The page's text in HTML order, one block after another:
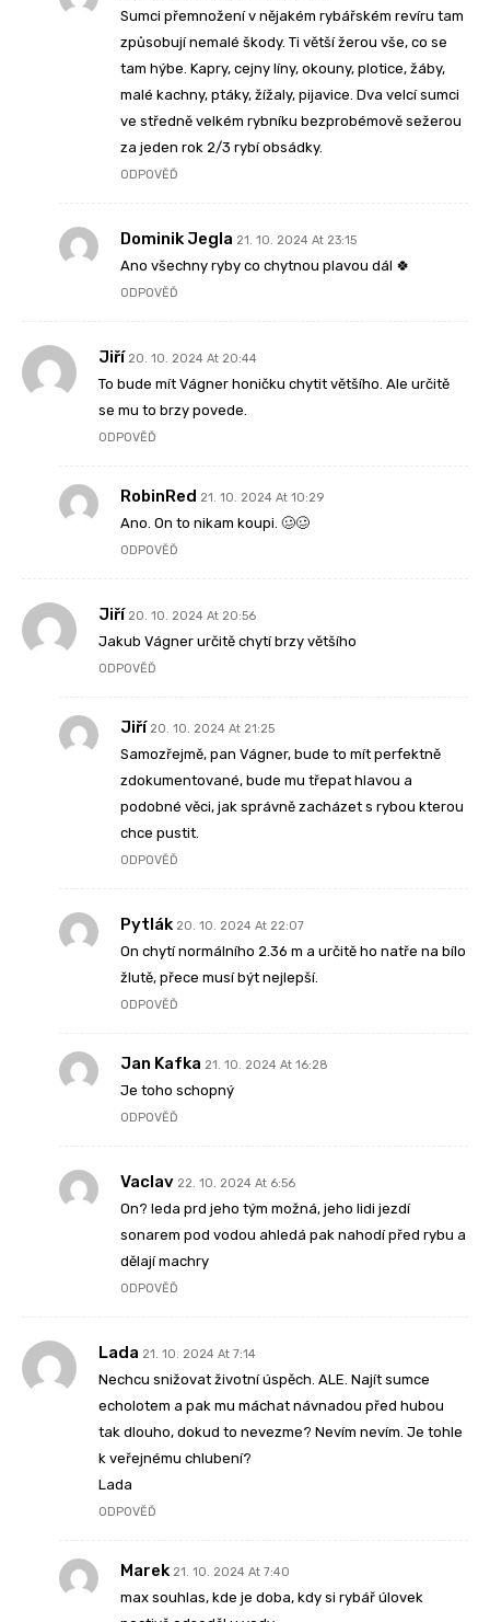
Sumci přemnožení v nějakém rybářském revíru tam
způsobují nemalé škody. Ti větší žerou vše, co se
tam hýbe. Kapry, cejny líny, okouny, plotice, žáby,
malé kachny, ptáky, žížaly, pijavice. Dva velcí sumci
ve středně velkém rybníku bezprobémově sežerou
za jeden rok 2/3 rybí obsádky.
ODPOVĚĎ
Dominik Jegla 21. 10. 2024 At 23:15
Ano všechny ryby co chytnou plavou dál 🍀
ODPOVĚĎ
Jiří 20. 10. 2024 At 20:44
To bude mít Vágner honičku chytit většího. Ale určitě
se mu to brzy povede.
ODPOVĚĎ
RobinRed 21. 10. 2024 At 10:29
Ano. On to nikam koupi. 🥴🥴
ODPOVĚĎ
Jiří 20. 10. 2024 At 20:56
Jakub Vágner určitě chytí brzy většího
ODPOVĚĎ
Jiří 20. 10. 2024 At 21:25
Samozřejmě, pan Vágner, bude to mít perfektně
zdokumentované, bude mu třepat hlavou a
podobné věci, jak správně zacházet s rybou kterou
chce pustit.
ODPOVĚĎ
Pytlák 20. 10. 2024 At 22:07
On chytí normálního 2.36 m a určitě ho natře na bílo
žlutě, přece musí být nejlepší.
ODPOVĚĎ
Jan Kafka 21. 10. 2024 At 16:28
Je toho schopný
ODPOVĚĎ
Vaclav 22. 10. 2024 At 6:56
On? leda prd jeho tým možná, jeho lidi jezdí
sonarem pod vodou ahledá pak nahodí před rybu a
dělají machry
ODPOVĚĎ
Lada 21. 10. 2024 At 7:14
Nechcu snižovat životní úspěch. ALE. Najít sumce
echolotem a pak mu máchat návnadou před hubou
tak dlouho, dokud to nevezme? Nevím nevím. Je tohle
k veřejnému chlubení?
Lada
ODPOVĚĎ
Marek 21. 10. 2024 At 7:40
max souhlas, kde je doba, kdy si rybář úlovek